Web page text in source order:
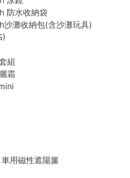
防水收納袋
灘收納包(含沙灘玩具)
組
霜
用磁性遮陽簾